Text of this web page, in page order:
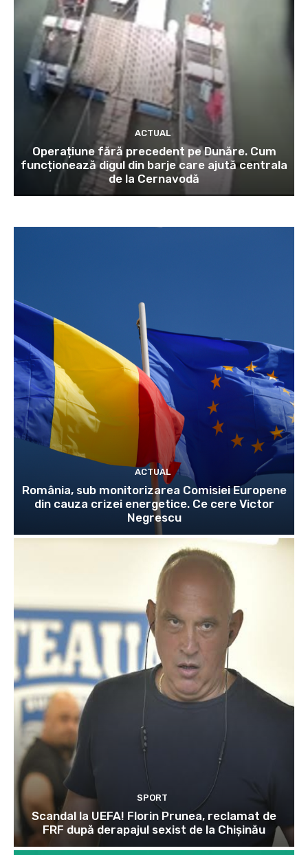
ACTUAL
Operațiune fără precedent pe Dunăre. Cum
funcționează digul din barje care ajută centrala
de la Cernavodă
ACTUAL
România, sub monitorizarea Comisiei Europene
din cauza crizei energetice. Ce cere Victor
Negrescu
SPORT
Scandal la UEFA! Florin Prunea, reclamat de
FRF după derapajul sexist de la Chișinău